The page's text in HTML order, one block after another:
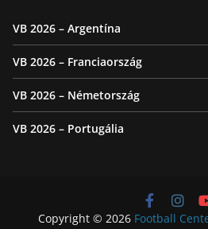
VB 2026 – Argentína
VB 2026 – Franciaország
VB 2026 – Németország
VB 2026 – Portugália
Copyright © 2026 Football